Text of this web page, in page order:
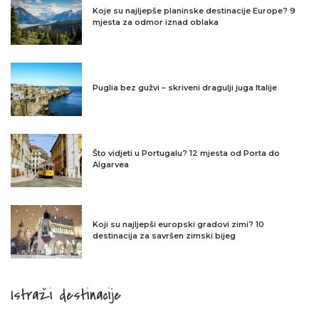
Koje su najljepše planinske destinacije Europe? 9
mjesta za odmor iznad oblaka
Puglia bez gužvi – skriveni dragulji juga Italije
Što vidjeti u Portugalu? 12 mjesta od Porta do
Algarvea
Koji su najljepši europski gradovi zimi? 10
destinacija za savršen zimski bijeg
Istraži destinacije